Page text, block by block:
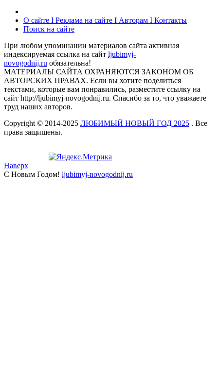
О сайте I Реклама на сайте I Авторам I Контакты
Поиск на сайте
При любом упоминании материалов сайта активная
индексируемая ссылка на сайт ljubimyj-
novogodnij.ru обязательна!
МАТЕРИАЛЫ САЙТА ОХРАНЯЮТСЯ ЗАКОНОМ ОБ
АВТОРСКИХ ПРАВАХ. Если вы хотите поделиться
текстами, которые вам понравились, разместите ссылку на
сайт http://ljubimyj-novogodnij.ru. Спасибо за то, что уважаете
труд наших авторов.
Copyright © 2014-2025 ЛЮБИМЫЙ НОВЫЙ ГОД 2025 . Все
права защищены.
Наверх
С Новым Годом! ljubimyj-novogodnij.ru